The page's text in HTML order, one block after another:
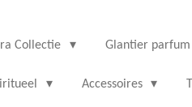
Collectie Glantier parfum
Accessoires